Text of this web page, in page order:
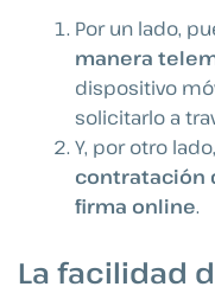
Por un lado,
manera
dispositivo
solicitarlo a
Y, por otro
contratación
firma online.
La facilidad